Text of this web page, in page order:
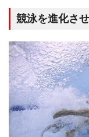
競泳を進化さ